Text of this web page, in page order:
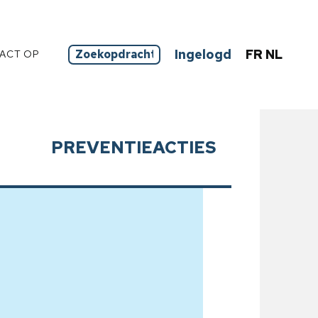
OP Ingelogd FR NL
PREVENTIEACTIES